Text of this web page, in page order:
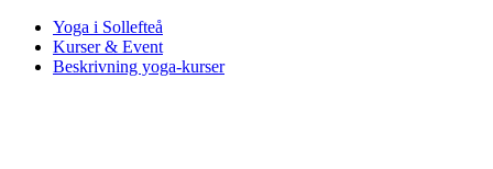
Yoga i Sollefteå
Kurser & Event
Beskrivning yoga-kurser